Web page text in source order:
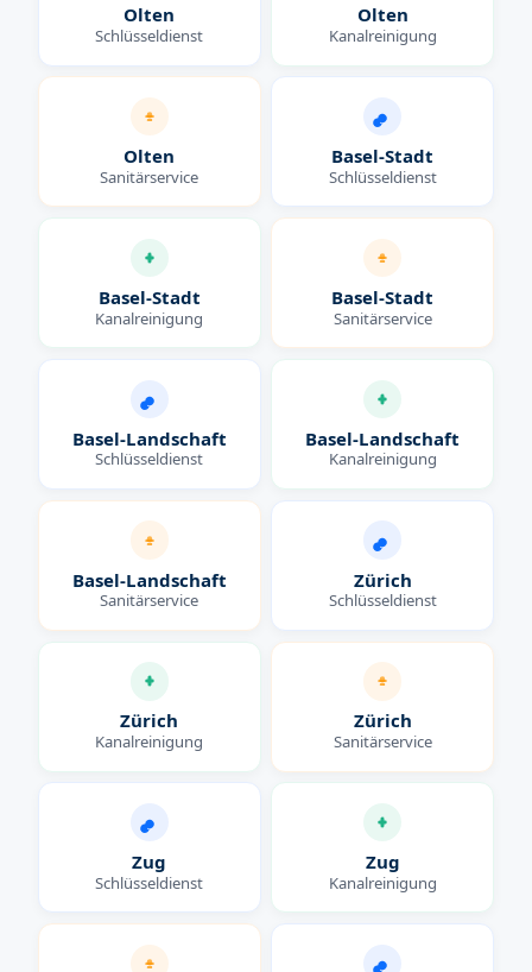
Olten
Schlüsseldienst
Olten
Kanalreinigung
Olten
Sanitärservice
Basel-Stadt
Schlüsseldienst
Basel-Stadt
Kanalreinigung
Basel-Stadt
Sanitärservice
Basel-Landschaft
Schlüsseldienst
Basel-Landschaft
Kanalreinigung
Basel-Landschaft
Sanitärservice
Zürich
Schlüsseldienst
Zürich
Kanalreinigung
Zürich
Sanitärservice
Zug
Schlüsseldienst
Zug
Kanalreinigung